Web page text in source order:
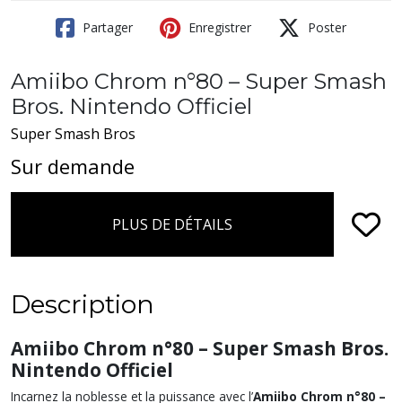
Partager Enregistrer Poster
Amiibo Chrom n°80 – Super Smash
Bros. Nintendo Officiel
Super Smash Bros
Sur demande
PLUS DE DÉTAILS
Description
Amiibo Chrom n°80 – Super Smash Bros.
Nintendo Officiel
Incarnez la noblesse et la puissance avec l’Amiibo Chrom n°80 –